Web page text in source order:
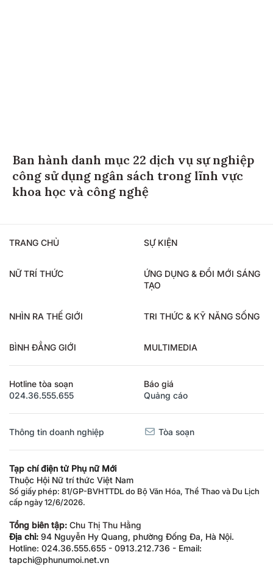
Ban hành danh mục 22 dịch vụ sự nghiệp
công sử dụng ngân sách trong lĩnh vực
khoa học và công nghệ
TRANG CHỦ SỰ KIỆN
NỮ TRÍ THỨC
ỨNG DỤNG & ĐỔI MỚI SÁNG
TẠO
NHÌN RA THẾ GIỚI TRI THỨC & KỸ NĂNG SỐNG
BÌNH ĐẲNG GIỚI MULTIMEDIA
Hotline tòa soạn
024.36.555.655
Báo giá
Quảng cáo
Thông tin doanh nghiệp Tòa soạn
Tạp chí điện tử Phụ nữ Mới
Thuộc Hội Nữ trí thức Việt Nam
Số giấy phép: 81/GP-BVHTTDL do Bộ Văn Hóa, Thể Thao và Du Lịch
cấp ngày 12/6/2026.
Tổng biên tập: Chu Thị Thu Hằng
Địa chỉ: 94 Nguyễn Hy Quang, phường Đống Đa, Hà Nội.
Hotline: 024.36.555.655 - 0913.212.736 - Email:
tapchi@phunumoi.net.vn